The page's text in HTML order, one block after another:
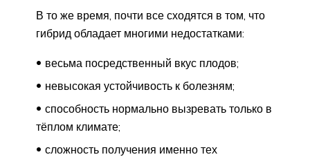
В то же время, почти все сходятся в том, что
гибрид обладает многими недостатками:
весьма посредственный вкус плодов;
невысокая устойчивость к болезням;
способность нормально вызревать только в
тёплом климате;
сложность получения именно тех